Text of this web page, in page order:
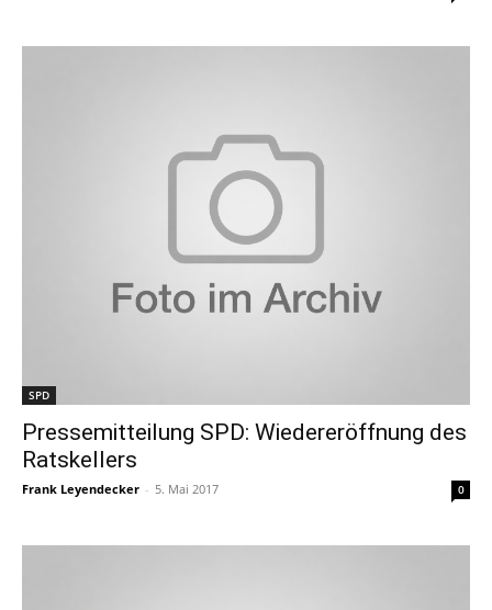
SPD
Pressemitteilung SPD: Wiedereröffnung des
Ratskellers
Frank Leyendecker - 5. Mai 2017 0